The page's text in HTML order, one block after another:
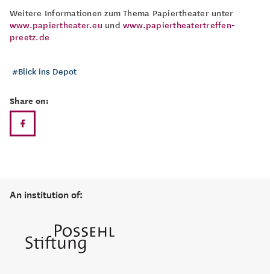
Weitere Informationen zum Thema Papiertheater unter
www.papiertheater.eu undwww.papiertheatertreffen-
preetz.de
Blick ins Depot
Share on:
An institution of: